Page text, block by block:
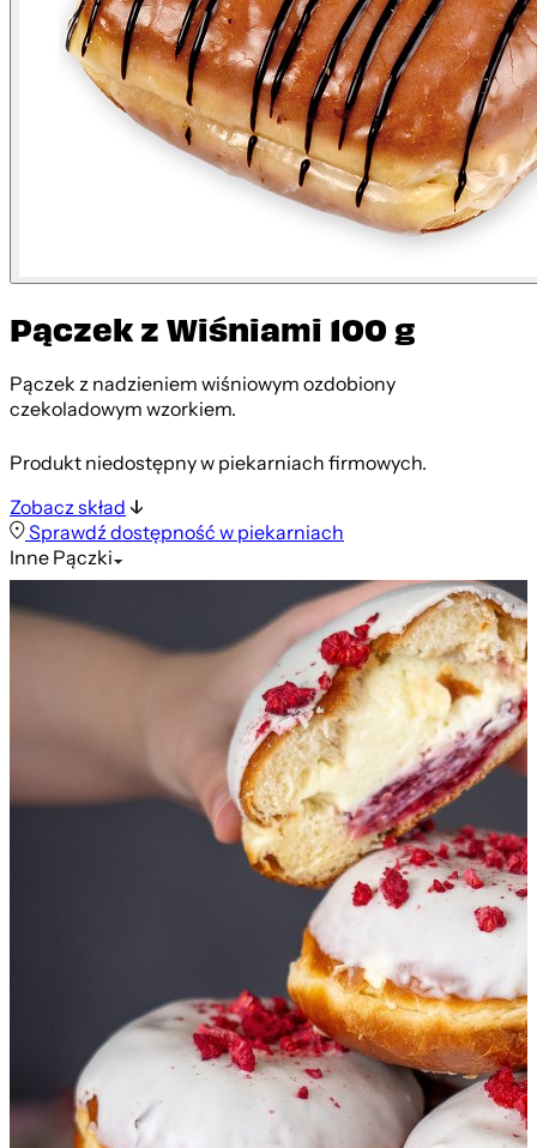
Pączek z Wiśniami 100 g
Pączek z nadzieniem wiśniowym ozdobiony
czekoladowym wzorkiem.
Produkt niedostępny w piekarniach firmowych.
Zobacz skład
Sprawdź dostępność w piekarniach
InnePączki